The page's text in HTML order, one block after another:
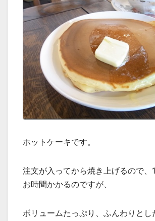
ホットケーキです。
注文が入ってから焼き上げるので、
お時間かかるのですが、
ボリュームたっぷり、ふんわりとし